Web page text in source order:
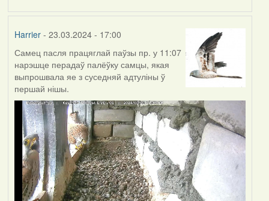
Harrier- 23.03.2024 - 17:00
Самец пасля працяглай паўзы пр. у 11:07
нарэшце перадаў палёўку самцы, якая
выпрошвала яе з суседняй адтуліны ў
першай нішы.